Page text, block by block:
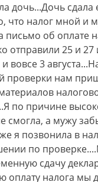
дочь...Дочь сдала
что налог мной и
письмо об оплате
отправили 25 и
вовсе 3
проверки нам
по причине
смогла, а мужу
я позвонила в
по
сдачу
оплату налога мы